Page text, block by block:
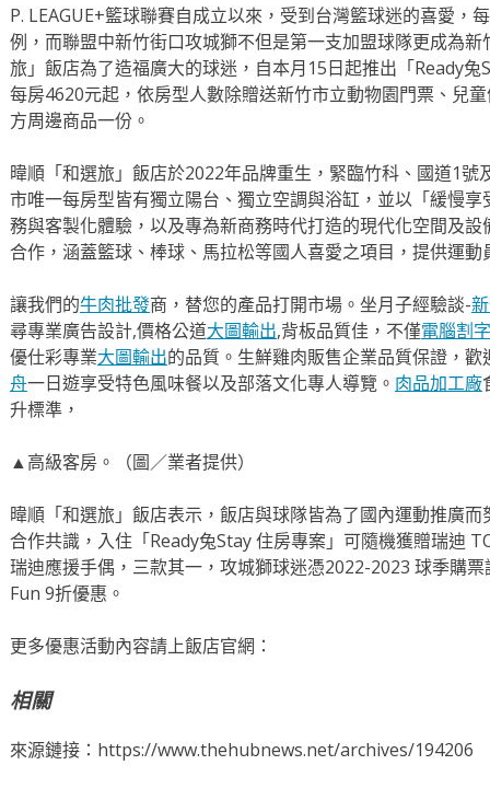
P. LEAGUE+籃球聯賽自成立以來，受到台灣籃球迷的喜愛，
例，而聯盟中新竹街口攻城獅不但是第一支加盟球隊更成為
旅」飯店為了造福廣大的球迷，自本月15日起推出「Ready
每房4620元起，依房型人數除贈送新竹市立動物園門票、兒
方周邊商品一份。
暐順「和選旅」飯店於2022年品牌重生，緊臨竹科、國道1號
市唯一每房型皆有獨立陽台、獨立空調與浴缸，並以「緩慢
務與客製化體驗，以及專為新商務時代打造的現代化空間及
合作，涵蓋籃球、棒球、馬拉松等國人喜愛之項目，提供運
讓我們的牛肉批發商，替您的產品打開市場。坐月子經驗談-
尋專業廣告設計,價格公道大圖輸出,背板品質佳，不僅電腦割字
優仕彩專業大圖輸出的品質。生鮮雞肉販售企業品質保證，歡
舟一日遊享受特色風味餐以及部落文化專人導覽。 肉品加工廠
升標準，
▲高級客房。（圖／業者提供）
暐順「和選旅」飯店表示，飯店與球隊皆為了國內運動推廣
合作共識，入住「Ready兔Stay 住房專案」可隨機獲贈瑞迪
瑞迪應援手偶，三款其一，攻城獅球迷憑2022-2023 球季購
Fun 9折優惠。
更多優惠活動內容請上飯店官網：
相關
來源鏈接：https://www.thehubnews.net/archives/194206